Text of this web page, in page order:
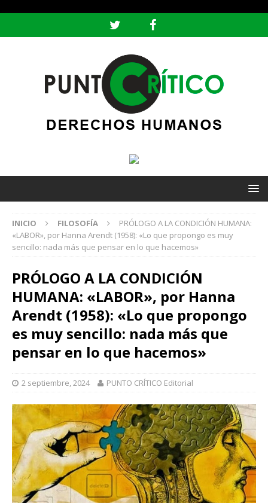
INICIO FILOSOFÍA
PRÓLOGO A LA CONDICIÓN HUMANA:
«LABOR», por Hanna Arendt (1958): «Lo que propongo es muy
sencillo: nada más que pensar en lo que hacemos»
PRÓLOGO A LA CONDICIÓN
HUMANA: «LABOR», por Hanna
Arendt (1958): «Lo que propongo
es muy sencillo: nada más que
pensar en lo que hacemos»
2 septiembre, 2024 PUNTO CRÍTICO Editorial